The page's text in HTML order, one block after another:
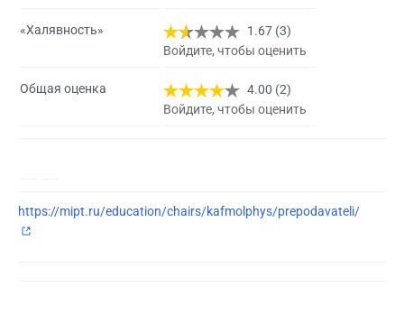
«Халявность»
1.67 (3)
Войдите, чтобы оценить
Общая оценка
4.00 (2)
Войдите, чтобы оценить
https://mipt.ru/education/chairs/kafmolphys/prepodavateli/